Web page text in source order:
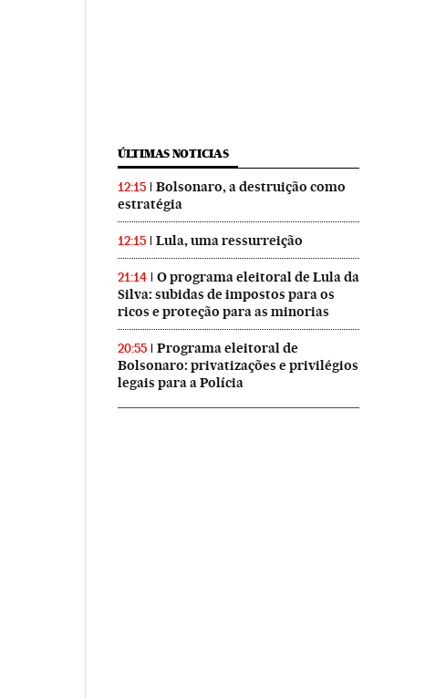
ÚLTIMAS NOTICIAS
12:15
Bolsonaro, a destruição como
estratégia
12:15 Lula, uma ressurreição
21:14
O programa eleitoral de Lula da
Silva: subidas de impostos para os
ricos e proteção para as minorias
20:55
Programa eleitoral de
Bolsonaro: privatizações e privilégios
legais para a Polícia